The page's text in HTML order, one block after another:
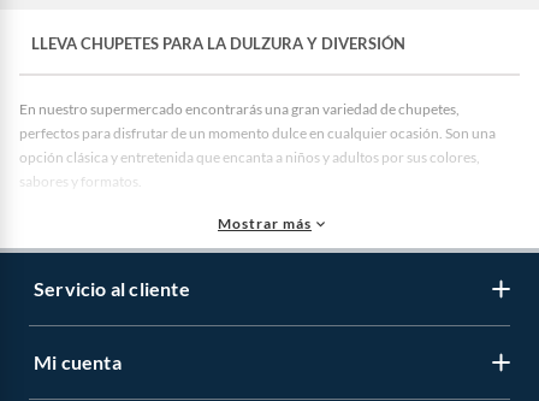
LLEVA CHUPETES PARA LA DULZURA Y DIVERSIÓN
En nuestro supermercado encontrarás una gran variedad de chupetes,
perfectos para disfrutar de un momento dulce en cualquier ocasión. Son una
opción clásica y entretenida que encanta a niños y adultos por sus colores,
sabores y formatos.
Los chupetes destacan por ser prácticos y fáciles de llevar, lo que los convierte en
son una gran alternativa para compartir o incluir en celebraciones y momentos
especiales.
Conoce la variedad de chupetes
Mostrar más
Servicio al cliente
Mi cuenta